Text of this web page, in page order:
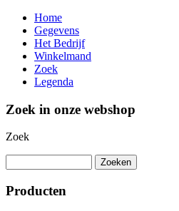
Home
Gegevens
Het Bedrijf
Winkelmand
Zoek
Legenda
Zoek in onze webshop
Zoek
Producten